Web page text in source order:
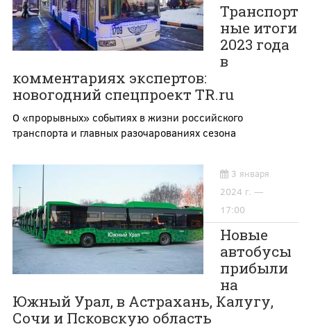
Транспорт
ные итоги
2023 года
в
комментариях экспертов:
новогодний спецпроект TR.ru
О «прорывных» событиях в жизни российского
транспорта и главных разочарованиях сезона
3 января
2024 г. —
17:00
Новые
автобусы
прибыли
на
Южный Урал, в Астрахань, Калугу,
Сочи и Псковскую область